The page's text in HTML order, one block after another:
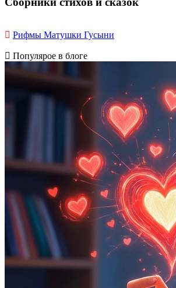
Рифмы Матушки Гусыни
Популярое в блоге